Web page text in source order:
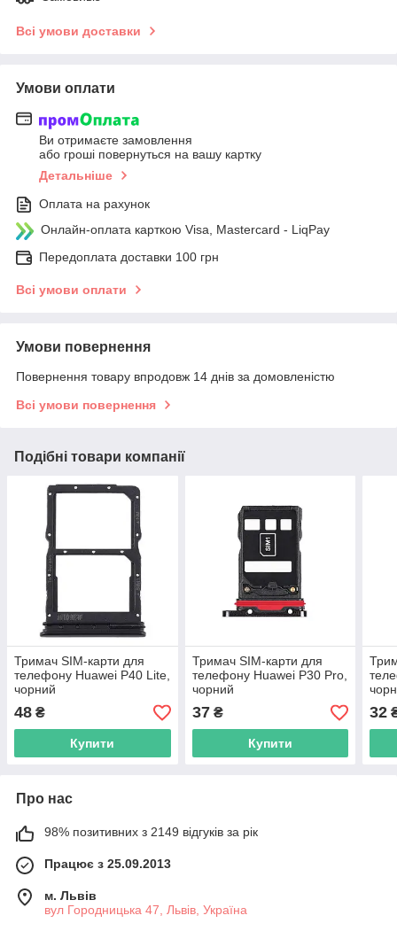
Всі умови доставки
Умови оплати
Ви отримаєте замовлення
або гроші повернуться на вашу картку
Детальніше
Оплата на рахунок
Онлайн-оплата карткою Visa, Mastercard - LiqPay
Передоплата доставки 100 грн
Всі умови оплати
Умови повернення
Повернення товару впродовж 14 днів за домовленістю
Всі умови повернення
Подібні товари компанії
Тримач SIM-карти для
телефону Huawei P40 Lite,
чорний
48 ₴
Купити
Тримач SIM-карти для
телефону Huawei P30 Pro,
чорний
37₴
Купити
32
Про нас
98% позитивних з 2149 відгуків за рік
Працює з 25.09.2013
м. Львів
вул Городницька 47, Львів, Україна